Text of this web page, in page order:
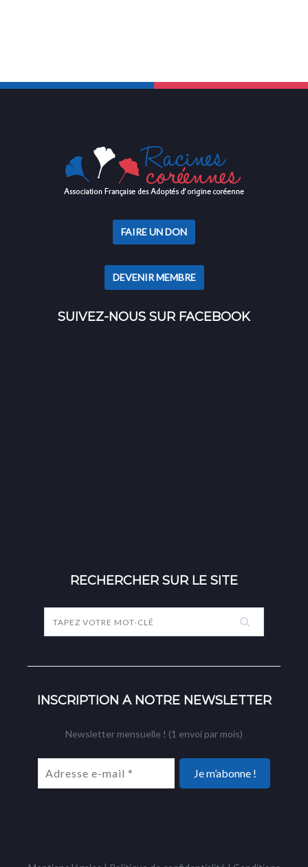
FAIRE UN DON
DEVENIR MEMBRE
SUIVEZ-NOUS SUR FACEBOOK
RECHERCHER SUR LE SITE
INSCRIPTION À NOTRE NEWSLETTER
Newsletter mensuelle ! (1 envoi par mois)